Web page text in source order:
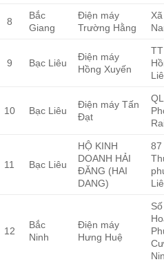
8
Bắc
Giang
Điện máy
Trường Hằng
9 Bạc Liêu
Điện máy
Hồng Xuyến
10 Bạc Liêu
Điện máy Tấn
Đạt
11 Bạc Liêu
HỘ KINH
DOANH HẢI
ĐĂNG (HAI
DANG)
87
12
Bắc
Ninh
Điện máy
Hưng Huệ